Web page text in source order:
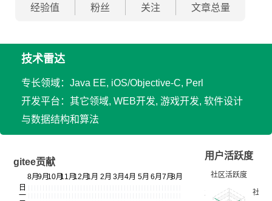
经验值 粉丝 关注 文章总量
技术雷达
专长领域：Java EE, iOS/Objective-C, Perl
开发平台：其它领域, WEB开发, 游戏开发, 软件设计
与数据结构和算法
gitee贡献
用户活跃度